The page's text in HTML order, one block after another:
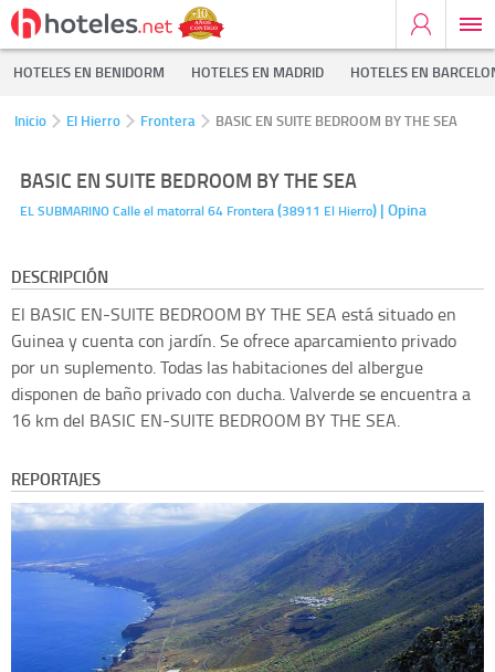
HOTELES EN BENIDORM HOTELES EN MADRID HOTELES EN
Inicio El Hierro Frontera BASIC EN SUITE BEDROOM BY THE SEA
BASIC EN SUITE BEDROOM BY THE SEA
EL SUBMARINO Calle el matorral 64 Frontera(38911 El Hierro) | Opina
DESCRIPCIÓN
El BASIC EN-SUITE BEDROOM BY THE SEA está situado en
Guinea y cuenta con jardín. Se ofrece aparcamiento privado
por un suplemento. Todas las habitaciones del albergue
disponen de baño privado con ducha. Valverde se encuentra a
16 km del BASIC EN-SUITE BEDROOM BY THE SEA.
REPORTAJES